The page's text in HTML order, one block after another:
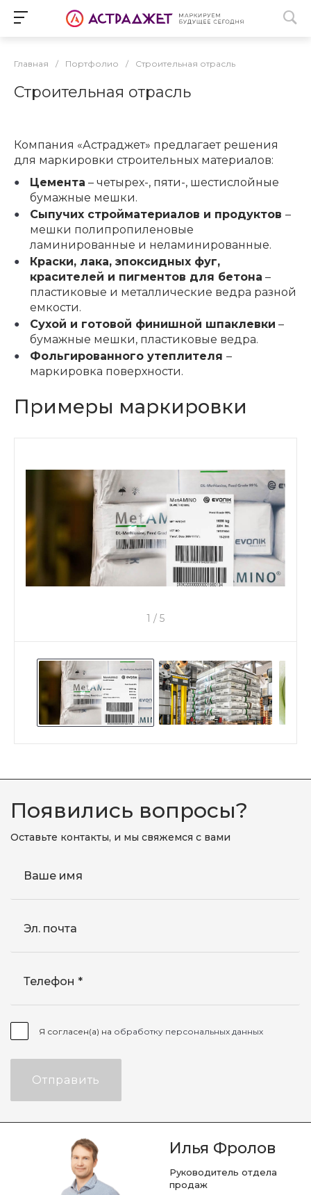
Главная / Портфолио / Строительная отрасль
Строительная отрасль
Компания «Астраджет» предлагает решения
для маркировки строительных материалов:
Цемента – четырех-, пяти-, шестислойные
бумажные мешки.
Сыпучих стройматериалов и продуктов –
мешки полипропиленовые
ламинированные и неламинированные.
Краски, лака, эпоксидных фуг,
красителей и пигментов для бетона –
пластиковые и металлические ведра разной
емкости.
Сухой и готовой финишной шпаклевки –
бумажные мешки, пластиковые ведра.
Фольгированного утеплителя –
маркировка поверхности.
Примеры маркировки
1 / 5
Появились вопросы?
Оставьте контакты, и мы свяжемся с вами
Ваше имя
Эл. почта
Телефон
Я согласен(а) на обработку персональных данных
Отправить
Илья Фролов
Руководитель отдела
продаж